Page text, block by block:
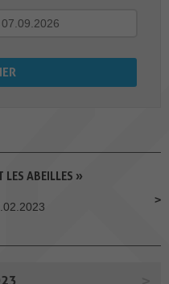
LES ABEILLES »